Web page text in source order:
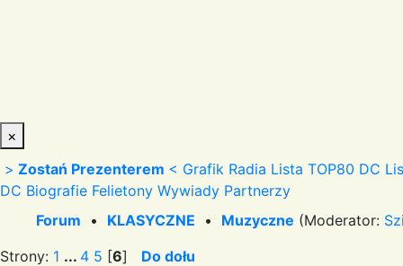
×
> Zostań Prezenterem < Grafik Radia Lista TOP80 DC
DC Biografie Felietony Wywiady Partnerzy
Forum • KLASYCZNE • Muzyczne (Moderator:
Strony: 1 ... 4 5 [6] Do dołu